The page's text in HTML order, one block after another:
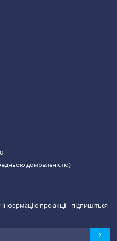
домовленістю)
про акції - підпишіться